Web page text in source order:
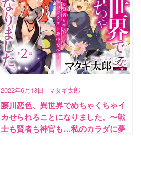
2022年6月18日 マタギ太郎
藤川恋色、異世界でめちゃくちゃイ
カせられることになりました。〜戦
士も賢者も神官も…私のカラダに夢